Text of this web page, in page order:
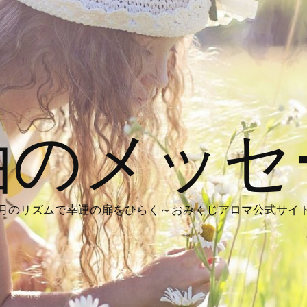
メッ
のリズムで幸運の扉をひらく～おみくじアロマ公式サイ